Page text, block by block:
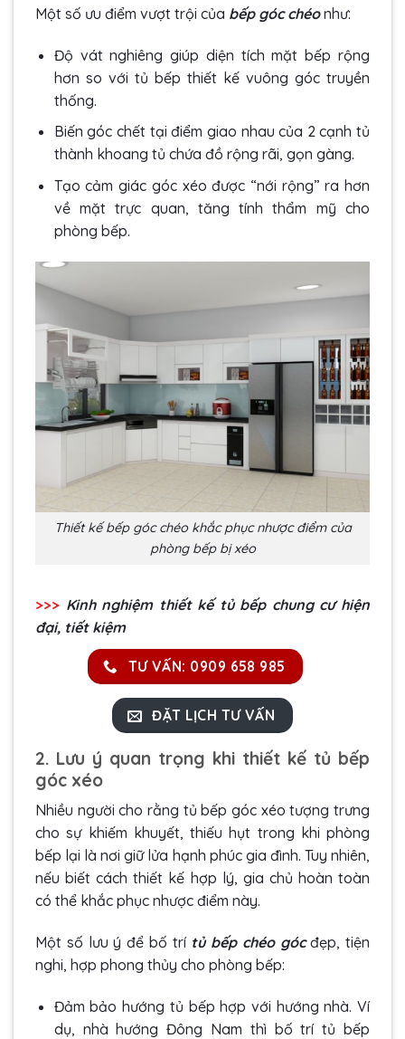
Một số ưu điểm vượt trội của bếp góc chéonhư:
Độ vát nghiêng giúp diện tích mặt bếp rộng
hơn so với tủ bếp thiết kế vuông góc truyền
thống.
Biến góc chết tại điểm giao nhau của 2 cạnh tủ
thành khoang tủ chứa đồ rộng rãi, gọn gàng.
Tạo cảm giác góc xéo được “nới rộng” ra hơn
về mặt trực quan, tăng tính thẩm mỹ cho
phòng bếp.
Thiết kế bếp góc chéo khắc phục nhược điểm của
phòng bếp bị xéo
>>> Kinh nghiệm thiết kế tủ bếp chung cư hiện
đại, tiết kiệm
TƯ VẤN: 0909 658 985
ĐẶT LỊCH TƯ VẤN
2. Lưu ý quan trọng khi thiết kế tủ bếp
góc xéo
Nhiều người cho rằng tủ bếp góc xéo tượng trưng
cho sự khiếm khuyết, thiếu hụt trong khi phòng
bếp lại là nơi giữ lửa hạnh phúc gia đình. Tuy nhiên,
nếu biết cách thiết kế hợp lý, gia chủ hoàn toàn
có thể khắc phục nhược điểm này.
Một số lưu ý để bố trí tủ bếp chéo gócđẹp, tiện
nghi, hợp phong thủy cho phòng bếp:
Đảm bảo hướng tủ bếp hợp với hướng nhà. Ví
dụ, nhà hướng Đông Nam thì bố trí tủ bếp